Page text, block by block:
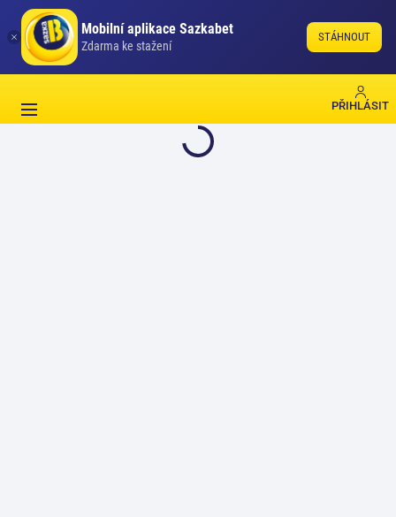
Mobilní aplikace Sazkabet
Zdarma ke stažení
STÁHNOUT
PŘIHLÁSIT